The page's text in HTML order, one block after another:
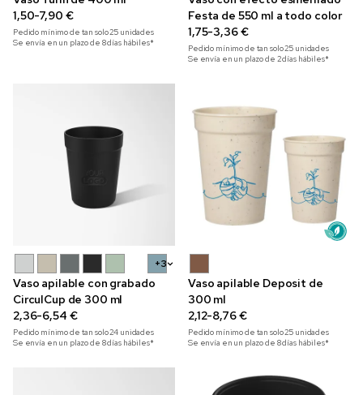
1,50-7,90 €
Pedido mínimo de tan solo25 unidades
Se envía en un plazo de 8 días hábiles*
Festa de 550 ml a todo color
1,75-3,36 €
Pedido mínimo de tan solo25 unidades
Se envía en un plazo de 2 días hábiles*
+3
Vaso apilable con grabado
CirculCup de 300 ml
2,36-6,54 €
Pedido mínimo de tan solo24 unidades
Se envía en un plazo de 8 días hábiles*
Vaso apilable Deposit de
300 ml
2,12-8,76 €
Pedido mínimo de tan solo25 unidades
Se envía en un plazo de 8 días hábiles*